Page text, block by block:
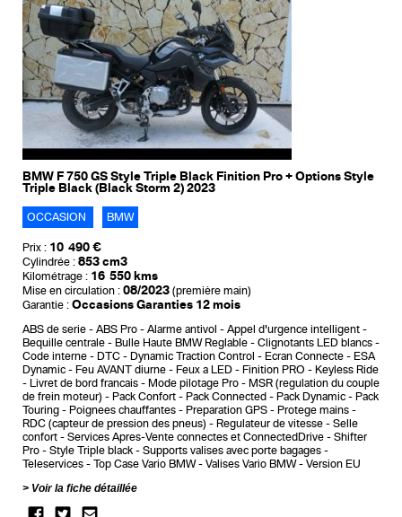
BMW F 750 GS Style Triple Black Finition Pro + Options Style
Triple Black (Black Storm 2) 2023
OCCASION BMW
Prix : 10 490 €
Cylindrée : 853 cm3
Kilométrage : 16 550 kms
Mise en circulation : 08/2023 (première main)
Garantie : Occasions Garanties 12 mois
ABS de serie ABS Pro Alarme antivol
Appel d'urgence intelligent
Bequille centrale
Bulle Haute BMW Reglable
Clignotants LED blancs
Code interne
DTC - Dynamic Traction Control Ecran Connecte
ESA
Dynamic
Feu AVANT diurne Feux a LED Finition PRO
Keyless Ride
Livret de bord francais
Mode pilotage Pro
MSR (regulation du couple
de frein moteur)
Pack Confort Pack Connected Pack Dynamic
Pack
Touring
Poignees chauffantes Preparation GPS
Protege mains
RDC (capteur de pression des pneus)
Regulateur de vitesse
Selle
confort
Services Apres-Vente connectes et ConnectedDrive
Shifter
Pro
Style Triple black
Supports valises avec porte bagages
Teleservices
Top Case Vario BMW Valises Vario BMW
Version EU
Voir la fiche détaillée